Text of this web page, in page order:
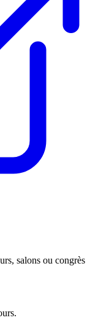
salons ou congrès